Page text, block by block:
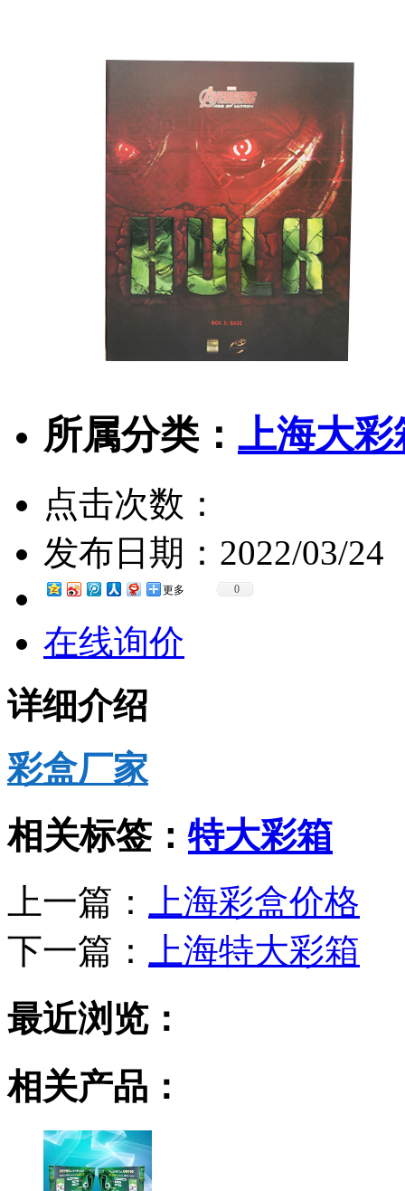
所属分类： 上海大彩
点击次数：
发布日期： 2022/03/24
更多 0
在线询价
详细介绍
彩盒厂家
相关标签： 特大彩箱
上一篇：
上海彩盒价格
下一篇：
上海特大彩箱
最近浏览：
相关产品：